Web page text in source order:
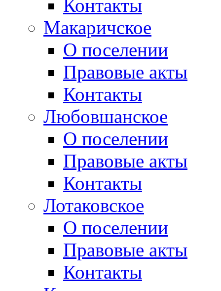
Контакты
Макаричское
О поселении
Правовые акты
Контакты
Любовшанское
О поселении
Правовые акты
Контакты
Лотаковское
О поселении
Правовые акты
Контакты